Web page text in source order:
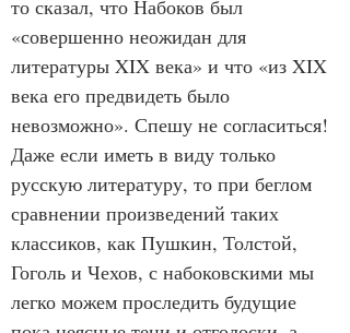
то сказал, что Набоков был
«совершенно неожидан для
литературы XIX века» и что «из XIX
века его предвидеть было
невозможно». Спешу не согласиться!
Даже если иметь в виду только
русскую литературу, то при беглом
сравнении произведений таких
классиков, как Пушкин, Толстой,
Гоголь и Чехов, с набоковскими мы
легко можем проследить будущие